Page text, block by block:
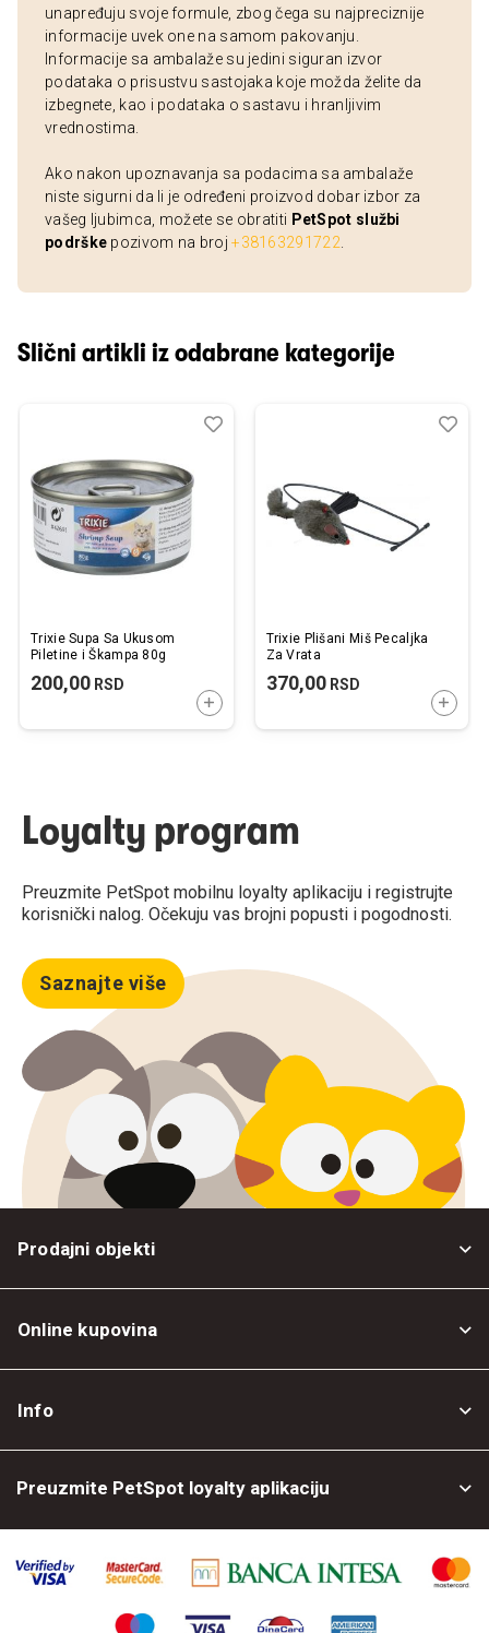
unapređuju svoje formule, zbog čega su najpreciznije
informacije uvek one na samom pakovanju.
Informacije sa ambalaže su jedini siguran izvor
podataka o prisustvu sastojaka koje možda želite da
izbegnete, kao i podataka o sastavu i hranljivim
vrednostima.
Ako nakon upoznavanja sa podacima sa ambalaže
niste sigurni da li je određeni proizvod dobar izbor za
vašeg ljubimca, možete se obratiti PetSpot službi
podrške pozivom na broj+38163291722
Slični artikli iz odabrane kategorije
Trixie Supa Sa Ukusom
Piletine i Škampa 80g
200,00 RSD
DODAJTE U KORPU
Dodaj
Uporedi
Trixie Plišani Miš Pecaljka
Za Vrata
370,00RSD
Loyalty program
Preuzmite PetSpot mobilnu loyalty aplikaciju i registrujte
korisnički nalog. Očekuju vas brojni popusti i pogodnosti.
Saznajte više
Prodajni objekti
Online kupovina
Info
Preuzmite PetSpot loyalty aplikaciju